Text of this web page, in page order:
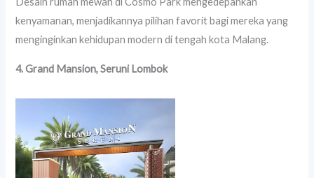
kenyamanan, menjadikannya pilihan favorit bagi mereka yang
menginginkan kehidupan modern di tengah kota Malang.
4. Grand Mansion, Seruni Lombok